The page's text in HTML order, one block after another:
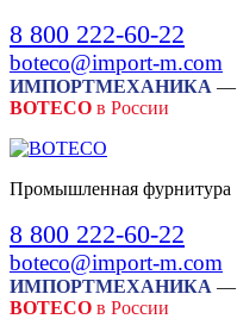
Skip
to
content
Menu
Close
8 800 222-60-22
boteco@import-m.com
ИМПОРТМЕХАНИКА —
BOTECO в России
Промышленная фурнитура
8 800 222-60-22
boteco@import-m.com
ИМПОРТМЕХАНИКА —
BOTECO в России